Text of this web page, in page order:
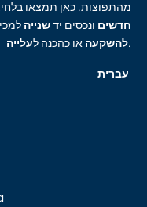
מהתפוצות. כאן תמצאו
חדשים ונכסים יד שנייה
להשקעה או כהכנה לעלייה .